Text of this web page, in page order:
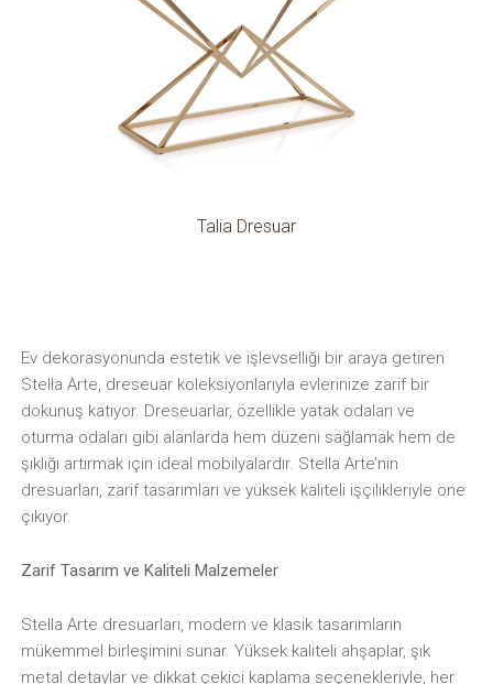
Talia Dresuar
Ev dekorasyonunda estetik ve işlevselliği bir araya getiren
Stella Arte, dreseuar koleksiyonlarıyla evlerinize zarif bir
dokunuş katıyor. Dreseuarlar, özellikle yatak odaları ve
oturma odaları gibi alanlarda hem düzeni sağlamak hem de
şıklığı artırmak için ideal mobilyalardır. Stella Arte’nin
dresuarları, zarif tasarımları ve yüksek kaliteli işçilikleriyle öne
çıkıyor.
Zarif Tasarım ve Kaliteli Malzemeler
Stella Arte dresuarları, modern ve klasik tasarımların
mükemmel birleşimini sunar. Yüksek kaliteli ahşaplar, şık
metal detaylar ve dikkat çekici kaplama seçenekleriyle, her